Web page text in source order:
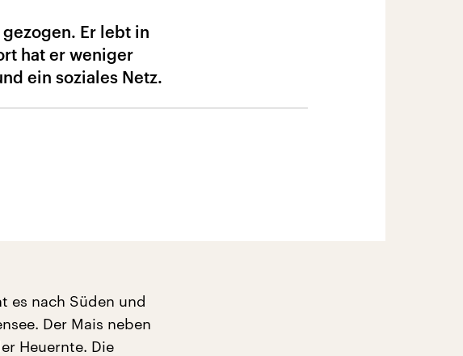
Er lebt in
hat er weniger
ein soziales Netz.
es nach Süden und
Der Mais neben
Heuernte. Die